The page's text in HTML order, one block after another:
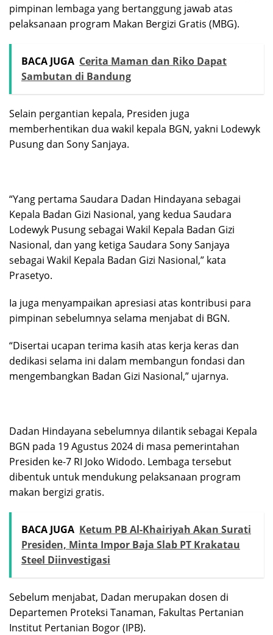
pimpinan lembaga yang bertanggung jawab atas
pelaksanaan program Makan Bergizi Gratis (MBG).
BACA JUGA Cerita Maman dan Riko Dapat
Sambutan di Bandung
Selain pergantian kepala, Presiden juga
memberhentikan dua wakil kepala BGN, yakni Lodewyk
Pusung dan Sony Sanjaya.
“Yang pertama Saudara Dadan Hindayana sebagai
Kepala Badan Gizi Nasional, yang kedua Saudara
Lodewyk Pusung sebagai Wakil Kepala Badan Gizi
Nasional, dan yang ketiga Saudara Sony Sanjaya
sebagai Wakil Kepala Badan Gizi Nasional,” kata
Prasetyo.
Ia juga menyampaikan apresiasi atas kontribusi para
pimpinan sebelumnya selama menjabat di BGN.
“Disertai ucapan terima kasih atas kerja keras dan
dedikasi selama ini dalam membangun fondasi dan
mengembangkan Badan Gizi Nasional,” ujarnya.
Dadan Hindayana sebelumnya dilantik sebagai Kepala
BGN pada 19 Agustus 2024 di masa pemerintahan
Presiden ke-7 RI Joko Widodo. Lembaga tersebut
dibentuk untuk mendukung pelaksanaan program
makan bergizi gratis.
BACA JUGA Ketum PB Al-Khairiyah Akan Surati
Presiden, Minta Impor Baja Slab PT Krakatau
Steel Diinvestigasi
Sebelum menjabat, Dadan merupakan dosen di
Departemen Proteksi Tanaman, Fakultas Pertanian
Institut Pertanian Bogor (IPB).